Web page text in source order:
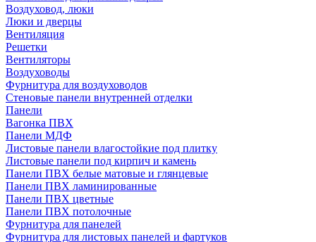
Воздуховод, люки
Люки и дверцы
Вентиляция
Решетки
Вентиляторы
Воздуховоды
Фурнитура для воздуховодов
Стеновые панели внутренней отделки
Панели
Вагонка ПВХ
Панели МДФ
Листовые панели влагостойкие под плитку
Листовые панели под кирпич и камень
Панели ПВХ белые матовые и глянцевые
Панели ПВХ ламинированные
Панели ПВХ цветные
Панели ПВХ потолочные
Фурнитура для панелей
Фурнитура для листовых панелей и фартуков